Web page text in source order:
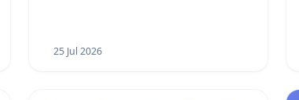
25 Jul 2026